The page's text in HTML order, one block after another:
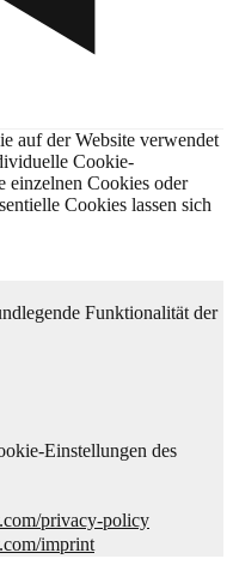
auf der Website verwendet
Cookie-
einzelnen Cookies oder
Cookies lassen sich
Funktionalität der
Einstellungen des
privacy-policy
imprint